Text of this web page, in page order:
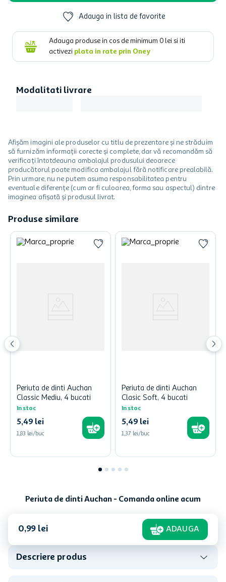
Adauga in lista de favorite
Adauga produse in cos de minimum 0 lei si iti
activezi plata in rate prin Oney
Modalitati livrare
Afișăm imagini ale produselor cu titlu de prezentare și ne străduim
să furnizăm informații corecte și complete, dar vă recomandăm să
verificați întotdeauna ambalajul produsului deoarece
producătorul poate modifica ambalajul fără notificare prealabilă.
Prin urmare, nu ne putem asuma responsabilitatea pentru
eventuale diferențe (cum ar fi culoarea, forma sau aspectul) dintre
imaginea afișată și produsul livrat.
Produse similare
Periuta de dinti Auchan
Classic Mediu, 4 bucati
In stoc
5,49 lei
1,83 lei/buc
Periuta de dinti Auchan
Clasic Soft, 4 bucati
In stoc
5,49 lei
1,37 lei/buc
Periuta de dinti Auchan - Comanda online acum
0,99 lei ADAUGA
Descriere produs